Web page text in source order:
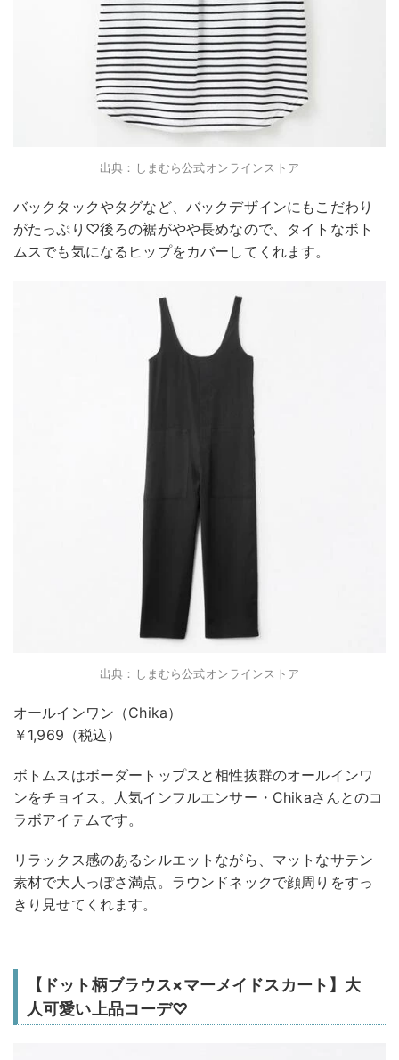
出典：しまむら公式オンラインストア
バックタックやタグなど、バックデザインにもこだわり
がたっぷり♡後ろの裾がやや長めなので、タイトなボト
ムスでも気になるヒップをカバーしてくれます。
出典：しまむら公式オンラインストア
オールインワン（Chika）
￥1,969（税込）
ボトムスはボーダートップスと相性抜群のオールインワ
ンをチョイス。人気インフルエンサー・Chikaさんとのコ
ラボアイテムです。
リラックス感のあるシルエットながら、マットなサテン
素材で大人っぽさ満点。ラウンドネックで顔周りをすっ
きり見せてくれます。
【ドット柄ブラウス×マーメイドスカート】大
人可愛い上品コーデ♡